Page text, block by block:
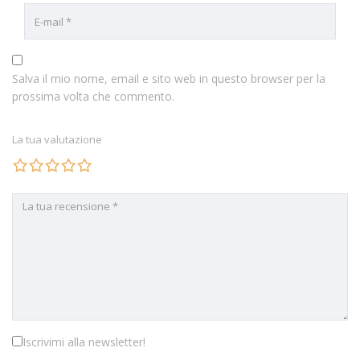
Salva il mio nome, email e sito web in questo browser per la
prossima volta che commento.
La tua valutazione
Iscrivimi alla newsletter!